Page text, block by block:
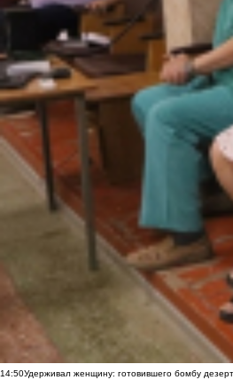
14:50Удерживал женщину: готовившего бомбу